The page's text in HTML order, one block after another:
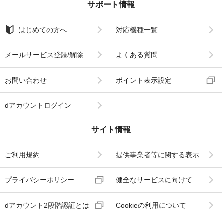
サポート情報
はじめての方へ 対応機種一覧
メールサービス登録/解除 よくある質問
お問い合わせ ポイント表示設定
dアカウントログイン
サイト情報
ご利用規約 提供事業者等に関する表示
プライバシーポリシー 健全なサービスに向けて
dアカウント2段階認証とは Cookieの利用について